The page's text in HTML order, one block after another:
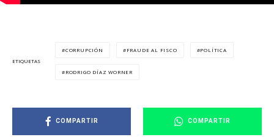
ETIQUETAS
CORRUPCIÓN FRAUDE AL FISCO POLÍTICA
RODRIGO DÍAZ WORNER
COMPARTIR COMPARTIR